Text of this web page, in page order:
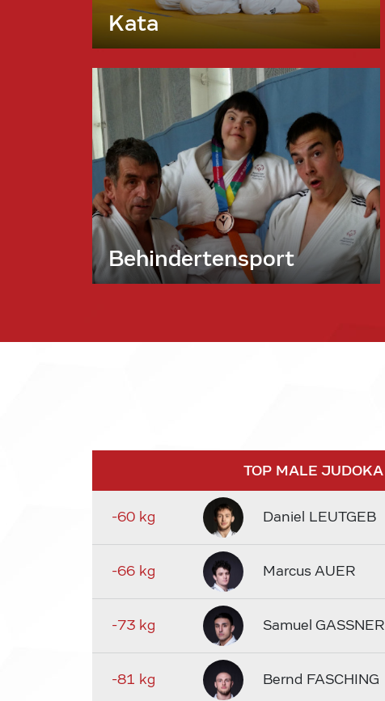
Kata
Behindertensport
TOP MALE JUDOKA
-60 kg Daniel LEUTGEB
-66 kg Marcus AUER
-73 kg Samuel GASSNER
-81 kg Bernd FASCHING